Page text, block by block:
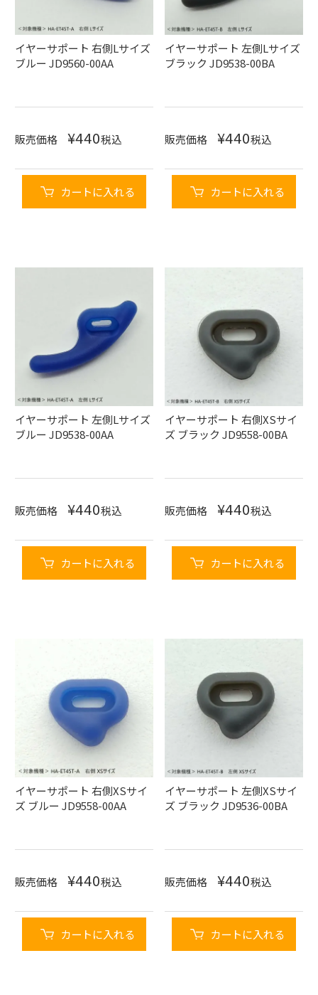
イヤーサポート 右側Lサイズ
ブルー JD9560-00AA
販売価格 ¥440税込
カートに入れる
イヤーサポート 左側Lサイズ
ブラック JD9538-00BA
販売価格 ¥440税込
カートに入れる
イヤーサポート 左側Lサイズ
ブルー JD9538-00AA
販売価格 ¥440税込
カートに入れる
イヤーサポート 右側XSサイ
ズ ブラック JD9558-00BA
販売価格 ¥440税込
カートに入れる
イヤーサポート 右側XSサイ
ズ ブルー JD9558-00AA
販売価格 ¥440税込
カートに入れる
イヤーサポート 左側XSサイ
ズ ブラック JD9536-00BA
販売価格 ¥440税込
カートに入れる